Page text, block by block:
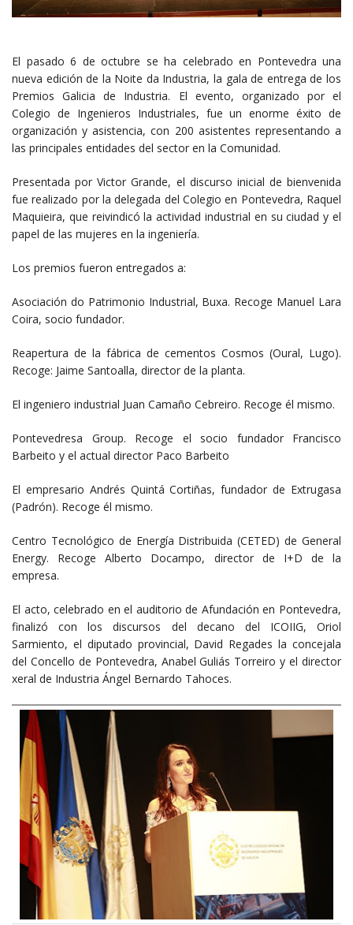
El pasado 6 de octubre se ha celebrado en Pontevedra una
nueva edición de la Noite da Industria, la gala de entrega de los
Premios Galicia de Industria. El evento, organizado por el
Colegio de Ingenieros Industriales, fue un enorme éxito de
organización y asistencia, con 200 asistentes representando a
las principales entidades del sector en la Comunidad.
Presentada por Victor Grande, el discurso inicial de bienvenida
fue realizado por la delegada del Colegio en Pontevedra, Raquel
Maquieira, que reivindicó la actividad industrial en su ciudad y el
papel de las mujeres en la ingeniería.
Los premios fueron entregados a:
Asociación do Patrimonio Industrial, Buxa. Recoge Manuel Lara
Coira, socio fundador.
Reapertura de la fábrica de cementos Cosmos (Oural, Lugo).
Recoge: Jaime Santoalla, director de la planta.
El ingeniero industrial Juan Camaño Cebreiro. Recoge él mismo.
Pontevedresa Group. Recoge el socio fundador Francisco
Barbeito y el actual director Paco Barbeito
El empresario Andrés Quintá Cortiñas, fundador de Extrugasa
(Padrón). Recoge él mismo.
Centro Tecnológico de Energía Distribuida (CETED) de General
Energy. Recoge Alberto Docampo, director de I+D de la
empresa.
El acto, celebrado en el auditorio de Afundación en Pontevedra,
finalizó con los discursos del decano del ICOIIG, Oriol
Sarmiento, el diputado provincial, David Regades la concejala
del Concello de Pontevedra, Anabel Guliás Torreiro y el director
xeral de Industria Ángel Bernardo Tahoces.